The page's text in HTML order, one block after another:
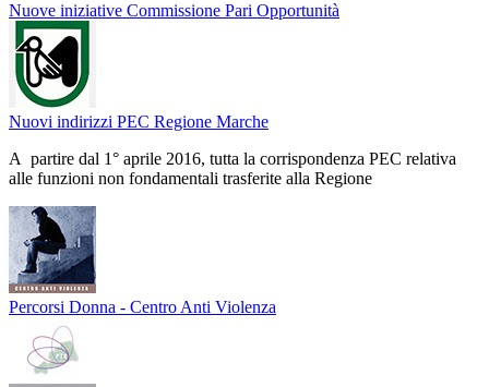
Nuove iniziative Commissione Pari Opportunità
Nuovi indirizzi PEC Regione Marche
A partire dal 1° aprile 2016, tutta la corrispondenza PEC relativa
alle funzioni non fondamentali trasferite alla Regione
Percorsi Donna - Centro Anti Violenza